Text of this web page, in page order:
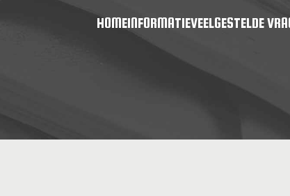
HOMEINFORMATIEVEELGESTELDE